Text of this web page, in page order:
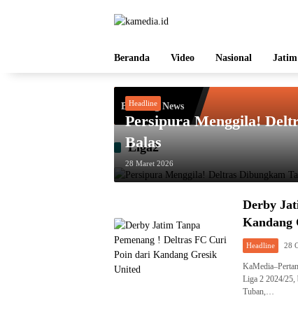
Beranda Video Nasional Jatim
Breaking News
Liga2
Headline
Persipura Menggila!
Balas
28 Maret 2026
Derby
Kandang
Headline 28
Liga 2 2024/25,
Tuban,…